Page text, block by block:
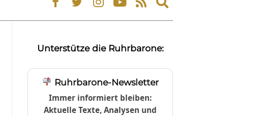
Expand
search
Unterstütze die Ruhrbarone:
Ruhrbarone-Newsletter
Immer informiert bleiben:
Aktuelle Texte, Analysen und